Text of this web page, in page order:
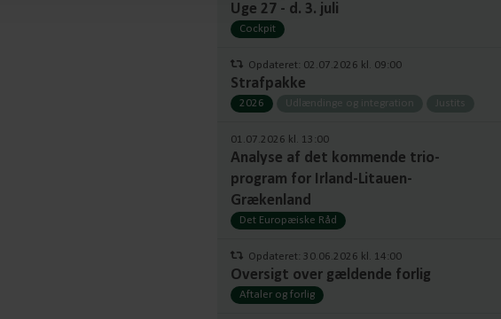
Uge 27 - d. 3. juli
Cockpit
Opdateret: 02.07.2026 kl. 09:00
Strafpakke
2026 Udlændinge og integration Justits
01.07.2026 kl. 13:00
Analyse af det kommende trio-
program for Irland-Litauen-
Grækenland
Det Europæiske Råd
Opdateret: 30.06.2026 kl. 14:00
Oversigt over gældende forlig
Aftaler og forlig